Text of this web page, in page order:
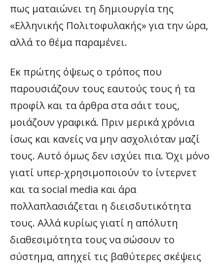
πως ματαιώνει τη δημιουργία της
«Ελληνικής Πολιτοφυλακής» για την ώρα,
αλλά το θέμα παραμένει.
Εκ πρώτης όψεως ο τρόπος που
παρουσιάζουν τους εαυτούς τους ή τα
προφίλ και τα άρθρα στα σάιτ τους,
μοιάζουν γραφικά. Πριν μερικά χρόνια
ίσως και κανείς να μην ασχολιόταν μαζί
τους. Αυτό όμως δεν ισχύει πια. Όχι μόνο
γιατί υπερ-χρησιμοποιούν το ίντερνετ
και τα social media και άρα
πολλαπλασιάζεται η διεισδυτικότητα
τους. Αλλά κυρίως γιατί η απόλυτη
διαθεσιμότητα τους να σώσουν το
σύστημα, απηχεί τις βαθύτερες σκέψεις